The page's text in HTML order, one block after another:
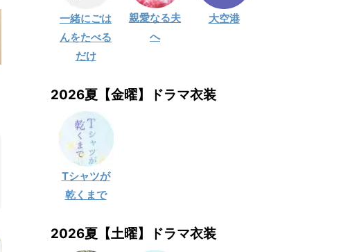
一緒にごは
んをたべる
だけ
親愛なる夫
へ
大空港
2026夏【金曜】ドラマ衣装
Tシャツが
乾くまで
2026夏【土曜】ドラマ衣装